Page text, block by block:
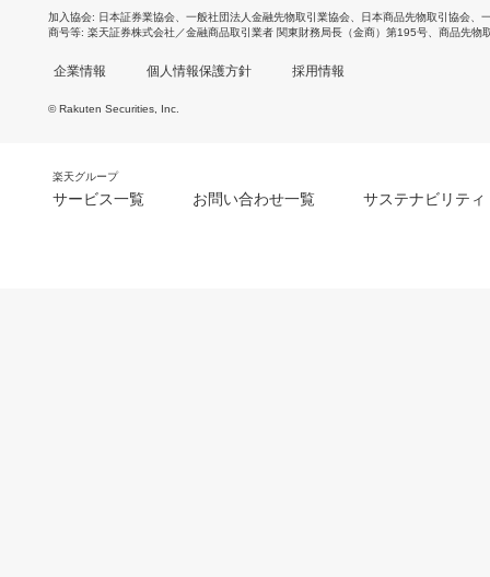
加入協会 日本証券業協会 一般社団法人金融先物取引業協会 日本商品先物取引協会
商号等 楽天証券株式会社／金融商品取引業者 関東財務局長（金商）第195号、商品先物
企業情報 個人情報保護方針 採用情報
© Rakuten Securities, Inc.
楽天グループ
サービス一覧 お問い合わせ一覧 サステナビリティ